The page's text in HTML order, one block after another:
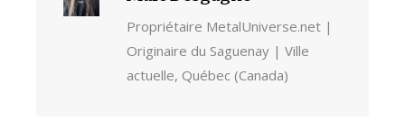
Propriétaire MetalUniverse.net |
Originaire du Saguenay | Ville
actuelle, Québec (Canada)